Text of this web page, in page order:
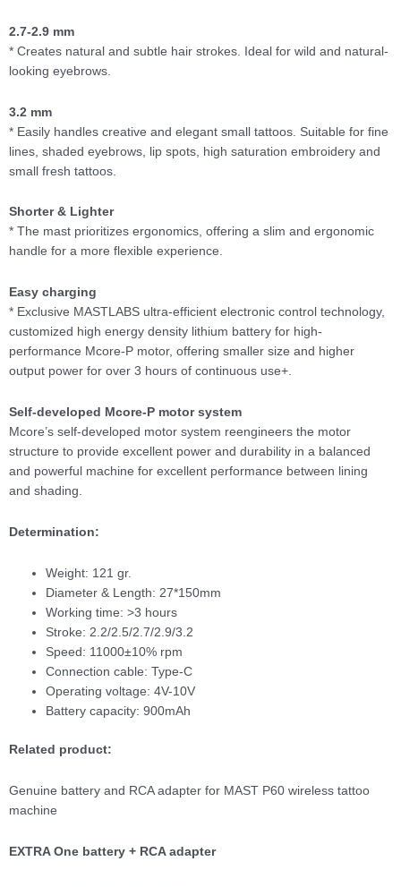
2.7-2.9 mm
* Creates natural and subtle hair strokes. Ideal for wild and natural-
looking eyebrows.
3.2 mm
* Easily handles creative and elegant small tattoos. Suitable for fine
lines, shaded eyebrows, lip spots, high saturation embroidery and
small fresh tattoos.
Shorter & Lighter
* The mast prioritizes ergonomics, offering a slim and ergonomic
handle for a more flexible experience.
Easy charging
* Exclusive MASTLABS ultra-efficient electronic control technology,
customized high energy density lithium battery for high-
performance Mcore-P motor, offering smaller size and higher
output power for over 3 hours of continuous use+.
Self-developed Mcore-P motor system
Mcore’s self-developed motor system reengineers the motor
structure to provide excellent power and durability in a balanced
and powerful machine for excellent performance between lining
and shading.
Determination:
Weight: 121 gr.
Diameter & Length: 27*150mm
Working time: >3 hours
Stroke: 2.2/2.5/2.7/2.9/3.2
Speed: 11000±10% rpm
Connection cable: Type-C
Operating voltage: 4V-10V
Battery capacity: 900mAh
Related product:
Genuine battery and RCA adapter for MAST P60 wireless tattoo
machine
EXTRA One battery + RCA adapter